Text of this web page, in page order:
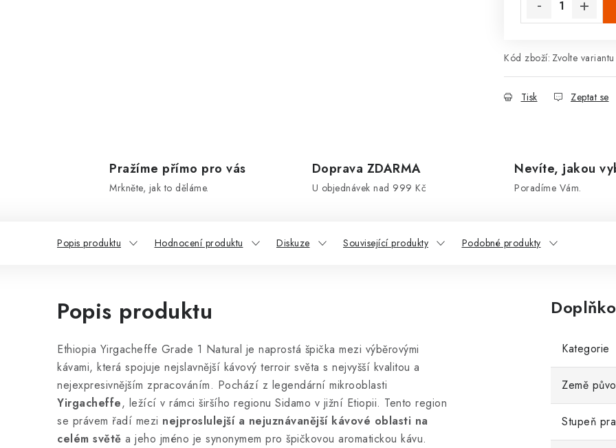
Kód zboží: Zvolte variantu
Tisk Zeptat se
Pražíme přímo pro vás
Mrkněte, jak to děláme.
Doprava ZDARMA
U objednávek nad 999 Kč
Nevíte, jakou
Poradíme Vám.
Popis produktu Hodnocení produktu Diskuze Související produkty Podobné produkty
Popis produktu
Ethiopia Yirgacheffe Grade 1 Natural je naprostá špička mezi výběrovými
kávami, která spojuje nejslavnější kávový terroir světa s nejvyšší kvalitou a
nejexpresivnějším zpracováním. Pochází z legendární mikrooblasti
Yirgacheffe, ležící v rámci širšího regionu Sidamo v jižní Etiopii. Tento region
se právem řadí mezi nejproslulejší a nejuznávanější kávové oblasti na
celém světě a jeho jméno je synonymem pro špičkovou aromatickou kávu.
Kategorie
Země
Stupeň